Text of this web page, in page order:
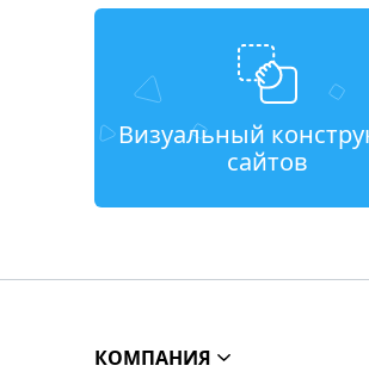
Визуальный
сайтов
КОМПАНИЯ